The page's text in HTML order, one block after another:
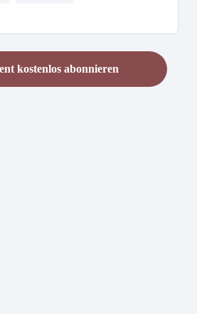
kostenlos abonnieren